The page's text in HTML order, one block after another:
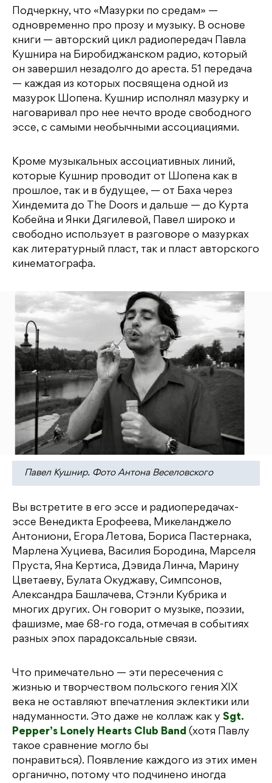
Подчеркну, что «Мазурки по средам» —
одновременно про прозу и музыку. В основе
книги — авторский цикл радиопередач Павла
Кушнира на Биробиджанском радио, который
он завершил незадолго до ареста. 51 передача
— каждая из которых посвящена одной из
мазурок Шопена. Кушнир исполнял мазурку и
наговаривал про нее нечто вроде свободного
эссе, с самыми необычными ассоциациями.
Кроме музыкальных ассоциативных линий,
которые Кушнир проводит от Шопена как в
прошлое, так и в будущее, — от Баха через
Хиндемита до The Doors и дальше — до Курта
Кобейна и Янки Дягилевой, Павел широко и
свободно использует в разговоре о мазурках
как литературный пласт, так и пласт авторского
кинематографа.
Павел Кушнир. Фото Антона Веселовского
Вы встретите в его эссе и радиопередачах-
эссе Венедикта Ерофеева, Микеланджело
Антониони, Егора Летова, Бориса Пастернака,
Марлена Хуциева, Василия Бородина, Марселя
Пруста, Яна Кертиса, Дэвида Линча, Марину
Цветаеву, Булата Окуджаву, Симпсонов,
Александра Башлачева, Стэнли Кубрика и
многих других. Он говорит о музыке, поэзии,
фашизме, мае 68-го года, отмечая в событиях
разных эпох парадоксальные связи.
Что примечательно — эти пересечения с
жизнью и творчеством польского гения XIX
века не оставляют впечатления эклектики или
надуманности. Это даже не коллаж как у Sgt.
Pepper’s Lonely Hearts Club Band (хотя Павлу
такое сравнение могло бы
понравиться). Появление каждого из этих имен
органично, потому что подчинено иногда